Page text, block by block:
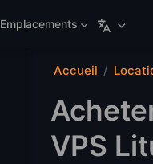
Emplacements
Accueil
VPS